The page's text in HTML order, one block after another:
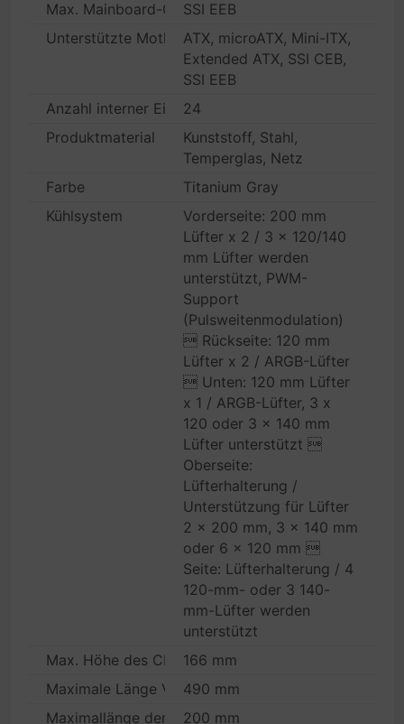
Max. Mainboard-GrößeSSI EEB
Unterstützte MotherboardsATX, microATX, Mini-ITX,
Extended ATX, SSI CEB,
SSI EEB
Anzahl interner Einbauschächte
24
Produktmaterial
Kunststoff, Stahl,
Temperglas, Netz
Farbe
Titanium Gray
Kühlsystem
Vorderseite: 200 mm
Lüfter x 2 / 3 x 120/140
mm Lüfter werden
unterstützt, PWM-
Support
(Pulsweitenmodulation)
 Rückseite: 120 mm
Lüfter x 2 / ARGB-Lüfter
 Unten: 120 mm Lüfter
x 1 / ARGB-Lüfter, 3 x
120 oder 3 x 140 mm
Lüfter unterstützt 
Oberseite:
Lüfterhalterung /
Unterstützung für Lüfter
2 x 200 mm, 3 x 140 mm
oder 6 x 120 mm 
Seite: Lüfterhalterung / 4
120-mm- oder 3 140-
mm-Lüfter werden
unterstützt
Max. Höhe des CPU-Kühlers
166 mm
Maximale Länge Videokarte
490 mm
Maximallänge der Stromversorgung
200 mm